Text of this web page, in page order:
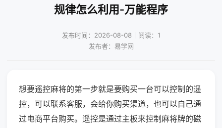
规律怎么利用-万能程序
发布时间：2026-08-08｜阅读：1
发布者：易学网
想要遥控麻将的第一步就是要购买一台可以控制的遥
控，可以联系客服，会给你购买渠道，也可以自己通
过电商平台购买。遥控是通过主板来控制麻将牌的磁